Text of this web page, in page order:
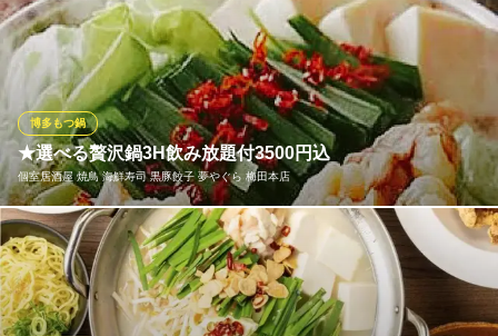
大阪府大阪市北区兎我野町12-15 丸一ホテル2F
知慕里厳選！国産黒毛和牛と自家製3種のタレの豊かな風味と味わ
いをご堪能ください。
知慕里
牛しゃぶ
大阪メトロ谷町線東梅田駅 徒歩5分
大阪府大阪市北区太融寺町7-2
★選べる贅沢鍋3H飲み放題付3500円込
個室居酒屋 焼鳥 海鮮寿司 黒豚餃子 夢やぐら 梅田本店
博多もつ鍋
【夢やぐら 梅田本店】『博多もつ鍋』『地鶏ちゃんこ鍋』『肉ト
ロチーズ』『肉トロ鍋』自慢の鍋料理が期間限定、×9品4500円⇒
3500円で宴会可能。豪華100種類のドリンクメニュー、3時間飲み
放題付き♪鍋料理を中心に個室でコスパ抜群な宴会プランを堪能し